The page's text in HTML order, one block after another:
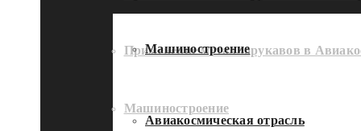
Применение металлорукавов в
Машиностроение
Машиностроение
Авиакосмическая отрасль